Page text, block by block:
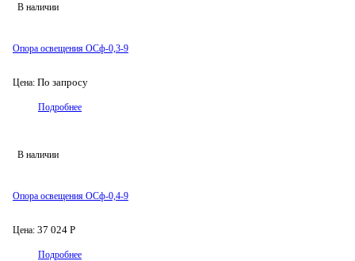
В наличии
Опора освещения ОСф-0,3-9
Цена: По запросу
Подробнее
В наличии
Опора освещения ОСф-0,4-9
Цена: 37 024 Р
Подробнее